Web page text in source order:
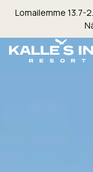
Lomailemme 13.7-